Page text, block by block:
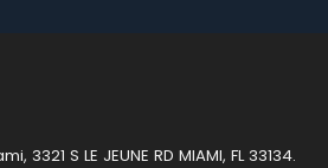
3321 S LE JEUNE RD MIAMI, FL 33134.